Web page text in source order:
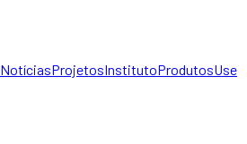
NotíciasProjetosInstitutoProdutosUse